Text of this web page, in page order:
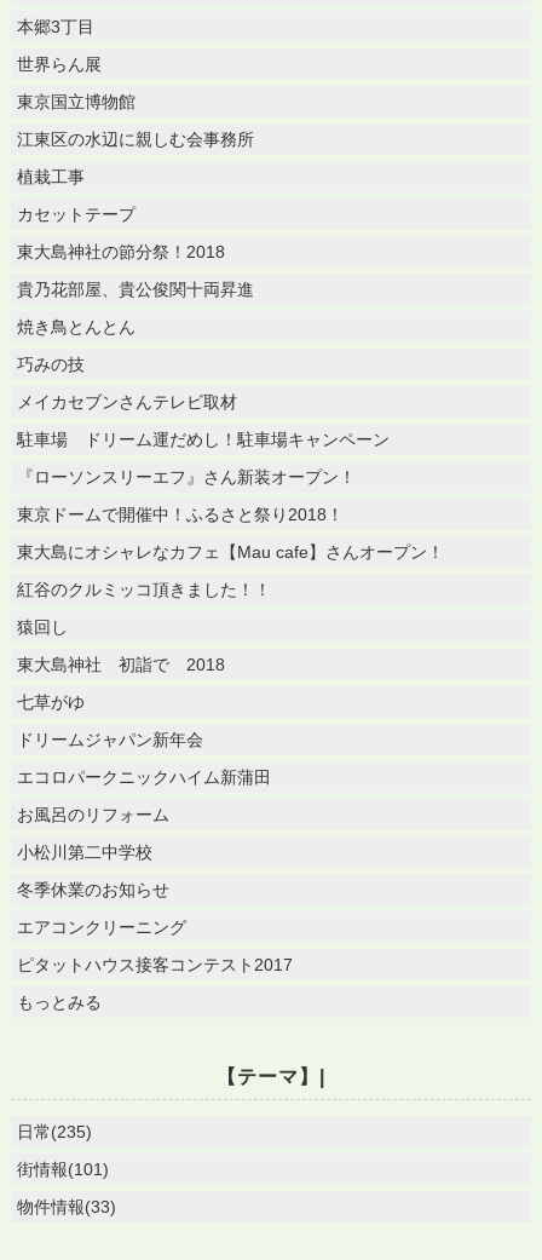
本郷3丁目
世界らん展
東京国立博物館
江東区の水辺に親しむ会事務所
植栽工事
カセットテープ
東大島神社の節分祭！2018
貴乃花部屋、貴公俊関十両昇進
焼き鳥とんとん
巧みの技
メイカセブンさんテレビ取材
駐車場 ドリーム運だめし！駐車場キャンペーン
『ローソンスリーエフ』さん新装オープン！
東京ドームで開催中！ふるさと祭り2018！
東大島にオシャレなカフェ【Mau cafe】さんオープン！
紅谷のクルミッコ頂きました！！
猿回し
東大島神社 初詣で 2018
七草がゆ
ドリームジャパン新年会
エコロパークニックハイム新蒲田
お風呂のリフォーム
小松川第二中学校
冬季休業のお知らせ
エアコンクリーニング
ピタットハウス接客コンテスト2017
もっとみる
【テーマ】|
日常(235)
街情報(101)
物件情報(33)